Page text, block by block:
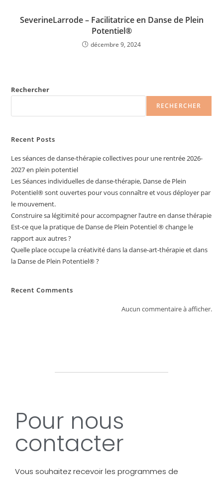
SeverineLarrode – Facilitatrice en Danse de Plein
Potentiel®
décembre 9, 2024
Rechercher
RECHERCHER
Recent Posts
Les séances de danse-thérapie collectives pour une rentrée 2026-
2027 en plein potentiel
Les Séances individuelles de danse-thérapie, Danse de Plein
Potentiel®️ sont ouvertes pour vous connaître et vous déployer par
le mouvement.
Construire sa légitimité pour accompagner l’autre en danse thérapie
Est-ce que la pratique de Danse de Plein Potentiel ® change le
rapport aux autres ?
Quelle place occupe la créativité dans la danse-art-thérapie et dans
la Danse de Plein Potentiel® ?
Recent Comments
Aucun commentaire à afficher.
Pour nous
contacter
Vous souhaitez recevoir les programmes de